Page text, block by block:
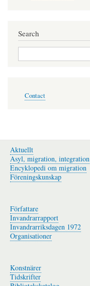
Search
Search
menu
Contact
Aktuellt
Asyl, migration, integration
Encyklopedi om migration
Föreningskunskap
Författare
Invandrarrapport
Invandrarriksdagen 1972
Organisationer
Konstnärer
Tidskrifter